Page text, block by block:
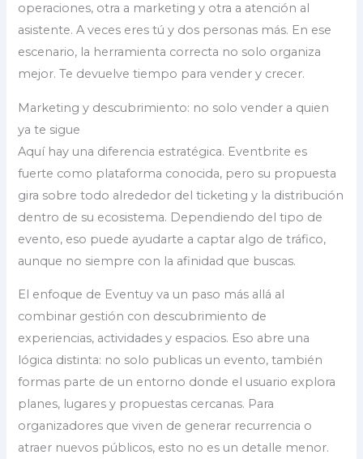
operaciones, otra a marketing y otra a atención al
asistente. A veces eres tú y dos personas más. En ese
escenario, la herramienta correcta no solo organiza
mejor. Te devuelve tiempo para vender y crecer.
Marketing y descubrimiento: no solo vender a quien
ya te sigue
Aquí hay una diferencia estratégica. Eventbrite es
fuerte como plataforma conocida, pero su propuesta
gira sobre todo alrededor del ticketing y la distribución
dentro de su ecosistema. Dependiendo del tipo de
evento, eso puede ayudarte a captar algo de tráfico,
aunque no siempre con la afinidad que buscas.
El enfoque de Eventuy va un paso más allá al
combinar gestión con descubrimiento de
experiencias, actividades y espacios. Eso abre una
lógica distinta: no solo publicas un evento, también
formas parte de un entorno donde el usuario explora
planes, lugares y propuestas cercanas. Para
organizadores que viven de generar recurrencia o
atraer nuevos públicos, esto no es un detalle menor.